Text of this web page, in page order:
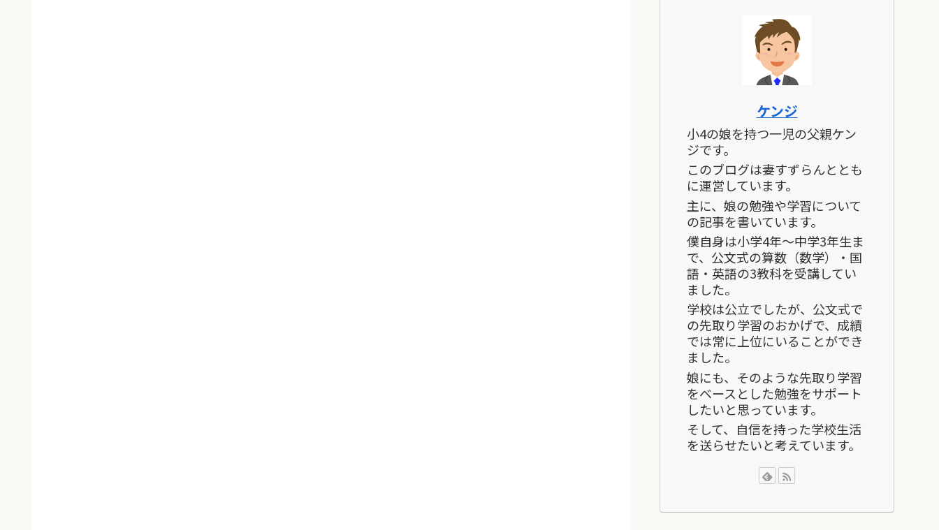
ケンジ
小4の娘を持つ一児の父親ケン
ジです。
このブログは妻すずらんととも
に運営しています。
主に、娘の勉強や学習について
の記事を書いています。
僕自身は小学4年～中学3年生ま
で、公文式の算数（数学）・国
語・英語の3教科を受講してい
ました。
学校は公立でしたが、公文式で
の先取り学習のおかげで、成績
では常に上位にいることができ
ました。
娘にも、そのような先取り学習
をベースとした勉強をサポート
したいと思っています。
そして、自信を持った学校生活
を送らせたいと考えています。